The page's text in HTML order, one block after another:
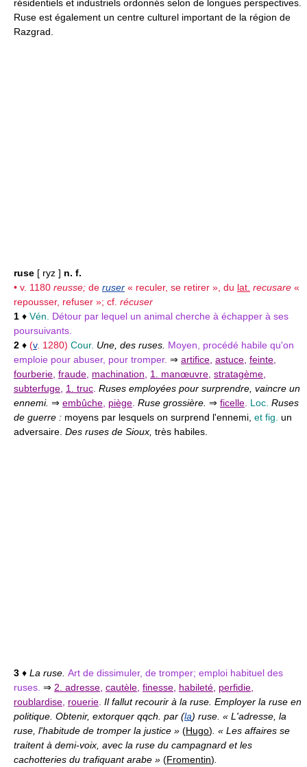
résidentiels et industriels ordonnés selon de longues perspectives.
Ruse est également un centre culturel important de la région de
Razgrad.
ruse [ ryz ] n. f.
• v. 1180 reusse; de ruser « reculer, se retirer », du lat. recusare «
repousser, refuser »; cf. récuser
1 ♦ Vén.
Détour par lequel un animal cherche à échapper à ses
poursuivants.
2 ♦ (v. 1280) Cour. Une, des ruses. Moyen, procédé habile qu'on
emploie pour abuser, pour tromper. ⇒ artifice astuce feinte
fourberie fraude machination 1. manœuvre stratagème
subterfuge 1. truc Ruses employées pour surprendre, vaincre un
ennemi. ⇒ embûche piège Ruse grossière. ⇒ ficelle Loc. Ruses
de guerre : moyens par lesquels on surprend l'ennemi, et fig. un
adversaire. Des ruses de Sioux, très habiles.
3 ♦ La ruse. Art de dissimuler, de tromper; emploi habituel des
ruses. ⇒ 2. adresse cautèle finesse habileté perfidie
roublardise rouerie Il fallut recourir à la ruse. Employer la ruse en
politique. Obtenir, extorquer qqch. par (la) ruse. « L'adresse, la
ruse, l'habitude de tromper la justice » (Hugo) . « Les affaires se
traitent à demi-voix, avec la ruse du campagnard et les
cachotteries du trafiquant arabe » (Fromentin)